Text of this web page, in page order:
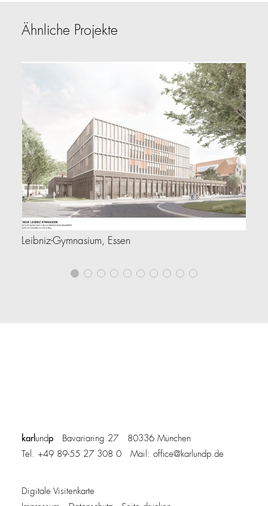
Ähnliche Projekte
Leibniz-Gymnasium, Essen
karl undp Bavariaring 27 80336 München
Tel. +49 89-55 27 308 0 Mail: office@karlundp.de
Digitale Visitenkarte